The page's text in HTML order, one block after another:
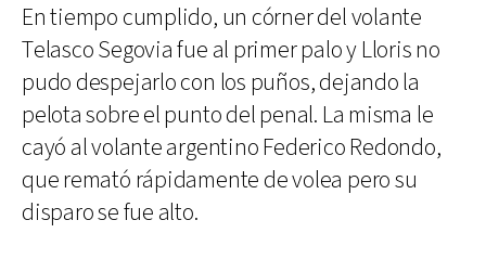
En tiempo cumplido, un córner del volante
Telasco Segovia fue al primer palo y Lloris no
pudo despejarlo con los puños, dejando la
pelota sobre el punto del penal. La misma le
cayó al volante argentino Federico Redondo,
que remató rápidamente de volea pero su
disparo se fue alto.